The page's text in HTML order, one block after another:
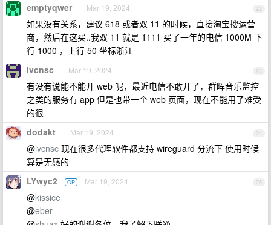
22
emptyqwer Mar 19, 2024
如果没有关系，建议 618 或者双 11 的时候，直接淘宝搜运营
商，然后在这买..我双 11 就是 1111 买了一年的电信 1000M 下
行 1000 ，上行 50 坐标浙江
23
lvcnsc Mar 19, 2024
有没有说能不能开 web 呢，最近电信不敢开了，群晖音乐监控
之类的服务有 app 但是也带一个 web 页面，现在不能用了难受
的很
24
dodakt Mar 19, 2024
@lvcnsc 现在很多代理软件都支持 wireguard 分流下 使用时候
算是无感的
25
LYwyc2 OP Mar 19, 2024
@kissice
@eber